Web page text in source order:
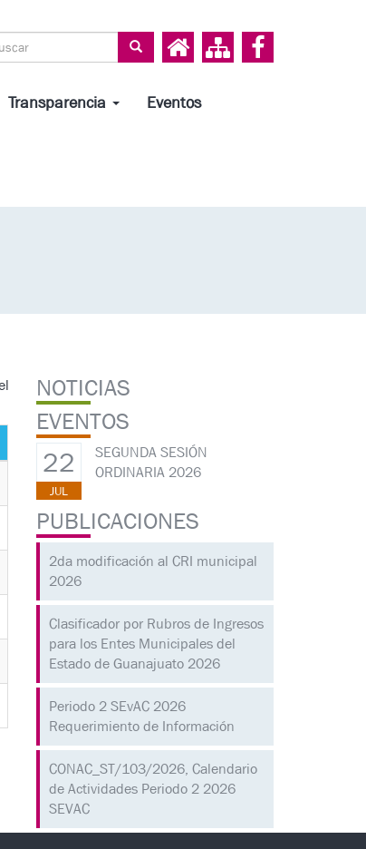
form
Transparencia Eventos
NOTICIAS
EVENTOS
22
JUL
SEGUNDA SESIÓN
ORDINARIA 2026
PUBLICACIONES
2da modificación al CRI municipal
2026
Clasificador por Rubros de Ingresos
para los Entes Municipales del
Estado de Guanajuato 2026
Periodo 2 SEvAC 2026
Requerimiento de Información
CONAC_ST/103/2026, Calendario
de Actividades Periodo 2 2026
SEVAC